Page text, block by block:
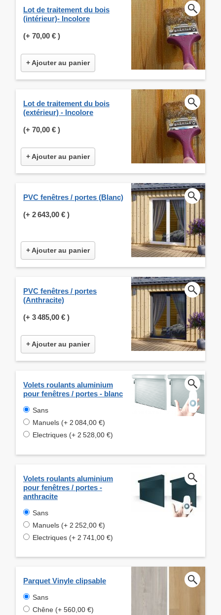
Lot de traitement du bois
(intérieur)- Incolore
(+ 70,00 € )
+ Ajouter au panier
Lot de traitement du bois
(extérieur) - Incolore
(+ 70,00 € )
+ Ajouter au panier
PVC fenêtres / portes (Blanc)
(+ 2 643,00 € )
+ Ajouter au panier
PVC fenêtres / portes
(Anthracite)
(+ 3 485,00 € )
+ Ajouter au panier
Volets roulants aluminium
pour fenêtres / portes - blanc
Sans
Manuels (+ 2 084,00 €)
Electriques (+ 2 528,00 €)
Volets roulants aluminium
pour fenêtres / portes -
anthracite
Sans
Manuels (+ 2 252,00 €)
Electriques (+ 2 741,00 €)
Parquet Vinyle clipsable
Sans
Chêne (+ 560,00 €)